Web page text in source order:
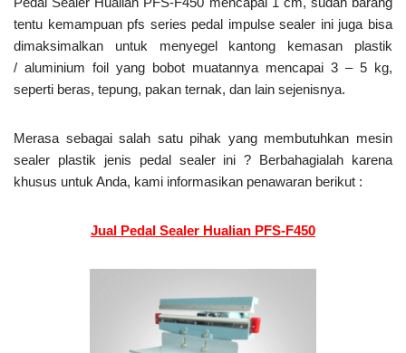
tentu kemampuan pfs series pedal impulse sealer ini juga bisa
dimaksimalkan untuk menyegel kantong kemasan plastik
/ aluminium foil yang bobot muatannya mencapai 3 – 5 kg,
seperti beras, tepung, pakan ternak, dan lain sejenisnya.
Merasa sebagai salah satu pihak yang membutuhkan mesin
sealer plastik jenis pedal sealer ini ? Berbahagialah karena
khusus untuk Anda, kami informasikan penawaran berikut :
Jual Pedal Sealer Hualian PFS-F450